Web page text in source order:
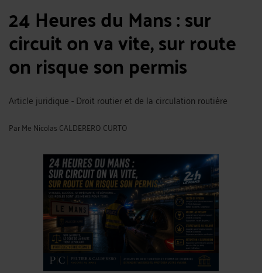
24 Heures du Mans : sur
circuit on va vite, sur route
on risque son permis
Article juridique - Droit routier et de la circulation routière
ParMe Nicolas CALDERERO CURTO